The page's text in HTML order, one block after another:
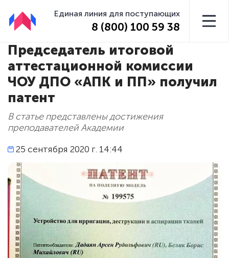
Единая линия для поступающих
8 (800) 100 59 38
Председатель итоговой
аттестационной комиссии
ЧОУ ДПО «АПК и ПП» получил
патент
В статье представлены достижения
преподавателей Академии
25 сентября 2020 г. 14:44